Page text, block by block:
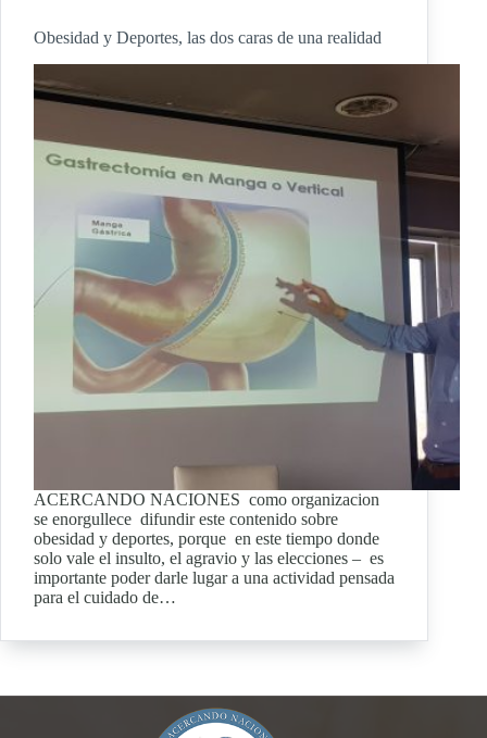
Obesidad y Deportes, las dos caras de una realidad
ACERCANDO NACIONES como organizacion
se enorgullece difundir este contenido sobre
obesidad y deportes, porque en este tiempo donde
solo vale el insulto, el agravio y las elecciones – es
importante poder darle lugar a una actividad pensada
para el cuidado de…